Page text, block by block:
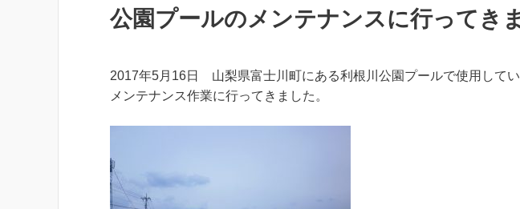
公園プールのメンテナンスに行ってき
2017年5月16日 山梨県富士川町にある利根川公園プールで使用して
メンテナンス作業に行ってきました。